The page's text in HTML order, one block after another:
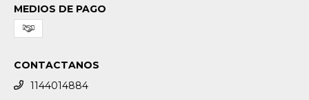
MEDIOS DE PAGO
CONTACTANOS
1144014884